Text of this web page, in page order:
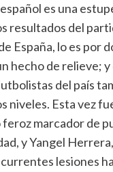
es una
resultados del
España, lo es por
hecho de relieve;
del país
niveles. Esta vez
marcador de
y Yangel
lesiones